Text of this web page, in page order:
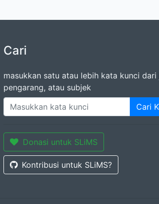
Cari
masukkan satu atau lebih kata kunci dari
pengarang, atau subjek
Cari
Donasi untuk SLiMS
Kontribusi untuk SLiMS?